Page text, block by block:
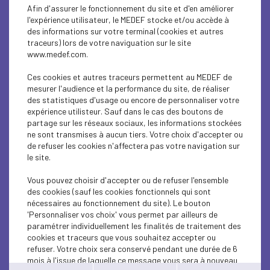
ECONOMY
ECONOMY
SOCIAL
ECONOMY
SOCIAL
SOCIAL
SOCIAL
SOCIAL
ECONOMY
SOCIAL
SOCIAL
Afin d'assurer le fonctionnement du site et d'en améliorer
l'expérience utilisateur, le MEDEF stocke et/ou accède à
des informations sur votre terminal (cookies et autres
traceurs) lors de votre naviguation sur le site
www.medef.com.
Ces cookies et autres traceurs permettent au MEDEF de
mesurer l'audience et la performance du site, de réaliser
des statistiques d'usage ou encore de personnaliser votre
expérience utilisteur. Sauf dans le cas des boutons de
partage sur les réseaux sociaux, les informations stockées
ne sont transmises à aucun tiers. Votre choix d'accepter ou
de refuser les cookies n'affectera pas votre navigation sur
le site.
Vous pouvez choisir d'accepter ou de refuser l'ensemble
des cookies (sauf les cookies fonctionnels qui sont
nécessaires au fonctionnement du site). Le bouton
'Personnaliser vos choix' vous permet par ailleurs de
paramétrer individuellement les finalités de traitement des
cookies et traceurs que vous souhaitez accepter ou
refuser. Votre choix sera conservé pendant une durée de 6
mois à l'issue de laquelle ce message vous sera à nouveau